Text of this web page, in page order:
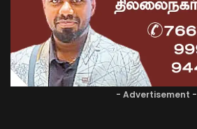
- Advertisement -